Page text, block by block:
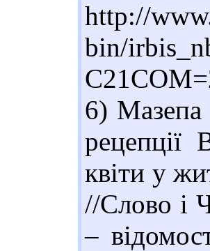
http://
bin/
6) Мазепа
квіти у
//Слово і
–